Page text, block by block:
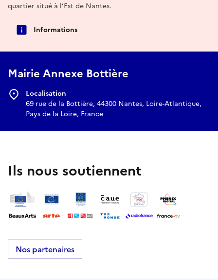
quartier situé à l’Est de Nantes.
Informations
Mairie Annexe Bottière
Localisation
69 rue de la Bottière, 44300 Nantes, Loire-Atlantique,
Pays de la Loire, France
Ils nous soutiennent
Nos partenaires